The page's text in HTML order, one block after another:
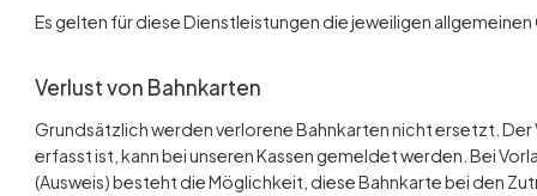
Es gelten für diese Dienstleistungen die jeweiligen
Verlust von Bahnkarten
Grundsätzlich werden verlorene Bahnkarten nicht ersetzt. Der
erfasst ist, kann bei unseren Kassen gemeldet werden. Bei
(Ausweis) besteht die Möglichkeit, diese Bahnkarte bei den